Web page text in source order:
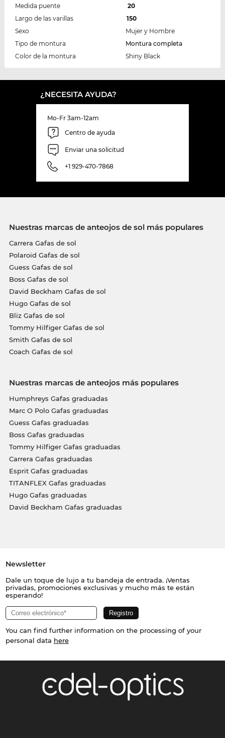
Medida puente
20
Largo de las varillas
150
Sexo
Mujer y Hombre
Tipo de montura
Montura completa
Color de la montura
Shiny Black
¿NECESITA AYUDA?
Mo-Fr 3am-12am
Centro de ayuda
Enviar una solicitud
+1 929-470-7868
Nuestras marcas de anteojos de sol más populares
Carrera Gafas de sol
Polaroid Gafas de sol
Guess Gafas de sol
Boss Gafas de sol
David Beckham Gafas de sol
Hugo Gafas de sol
Bliz Gafas de sol
Tommy Hilfiger Gafas de sol
Smith Gafas de sol
Coach Gafas de sol
Nuestras marcas de anteojos más populares
Humphreys Gafas graduadas
Marc O Polo Gafas graduadas
Guess Gafas graduadas
Boss Gafas graduadas
Tommy Hilfiger Gafas graduadas
Carrera Gafas graduadas
Esprit Gafas graduadas
TITANFLEX Gafas graduadas
Hugo Gafas graduadas
David Beckham Gafas graduadas
Newsletter
Dale un toque de lujo a tu bandeja de entrada. ¡Ventas
privadas, promociones exclusivas y mucho más te están
esperando!
You can find further information on the processing of your
personal data here